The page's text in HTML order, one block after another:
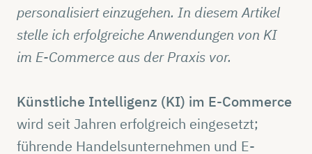
personalisiert einzugehen. In diesem Artikel
stelle ich erfolgreiche Anwendungen von KI
im E-Commerce aus der Praxis vor.
Künstliche Intelligenz (KI) im E-Commerce
wird seit Jahren erfolgreich eingesetzt;
führende Handelsunternehmen und E-